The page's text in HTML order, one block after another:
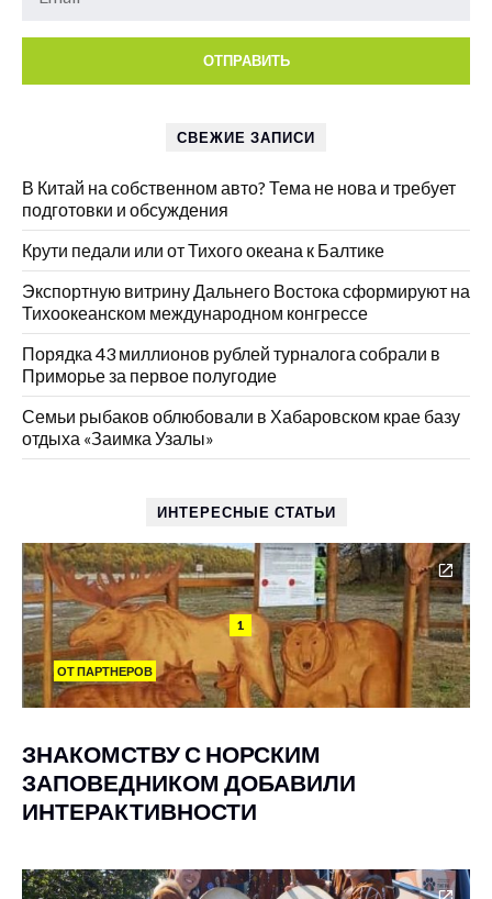
СВЕЖИЕ ЗАПИСИ
В Китай на собственном авто? Тема не нова и требует
подготовки и обсуждения
Крути педали или от Тихого океана к Балтике
Экспортную витрину Дальнего Востока сформируют на
Тихоокеанском международном конгрессе
Порядка 43 миллионов рублей турналога собрали в
Приморье за первое полугодие
Семьи рыбаков облюбовали в Хабаровском крае базу
отдыха «Заимка Узалы»
ИНТЕРЕСНЫЕ СТАТЬИ
1
ОТ ПАРТНЕРОВ
ЗНАКОМСТВУ С НОРСКИМ
ЗАПОВЕДНИКОМ ДОБАВИЛИ
ИНТЕРАКТИВНОСТИ